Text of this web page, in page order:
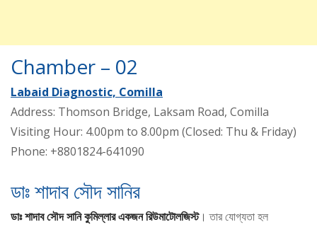
Chamber – 02
Labaid Diagnostic, Comilla
Address: Thomson Bridge, Laksam Road, Comilla
Visiting Hour: 4.00pm to 8.00pm (Closed: Thu & Friday)
Phone: +8801824-641090
ডাঃ শাদাব সৌদ সানির
ডাঃ শাদাব সৌদ সানি কুমিল্লার একজন রিউমাটোলজিস্ট। তার যোগ্যতা হল